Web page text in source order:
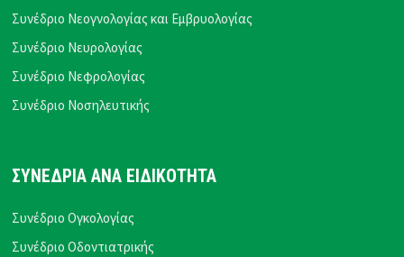
Συνέδριο Νεογνολογίας και Εμβρυολογίας
Συνέδριο Νευρολογίας
Συνέδριο Νεφρολογίας
Συνέδριο Νοσηλευτικής
ΣΥΝΕΔΡΙΑ ΑΝΑ ΕΙΔΙΚΟΤΗΤΑ
Συνέδριο Ογκολογίας
Συνέδριο Οδοντιατρικής